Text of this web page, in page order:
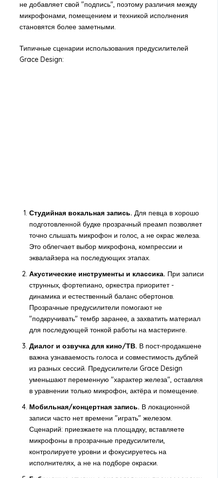
не добавляет свой "подпись", поэтому различия между
микрофонами, помещением и техникой исполнения
становятся более заметными.
Типичные сценарии использования предусилителей
Grace Design:
Студийная вокальная запись. Для певца в хорошо
подготовленной будке прозрачный преамп позволяет
точно слышать микрофон и голос, а не окрас железа.
Это облегчает выбор микрофона, компрессии и
эквалайзера на последующих этапах.
Акустические инструменты и классика. При записи
струнных, фортепиано, оркестра приоритет -
динамика и естественный баланс обертонов.
Прозрачные предусилители помогают не
"подкручивать" тембр заранее, а захватить материал
для последующей тонкой работы на мастеринге.
Диалог и озвучка для кино/ТВ. В пост-продакшене
важна узнаваемость голоса и совместимость дублей
из разных сессий. Предусилители Grace Design
уменьшают переменную "характер железа", оставляя
в уравнении только микрофон, актёра и помещение.
Мобильная/концертная запись. В локационной
записи часто нет времени "играть" железом.
Сценарий: приезжаете на площадку, вставляете
микрофоны в прозрачные предусилители,
контролируете уровни и фокусируетесь на
исполнителях, а не на подборе окраски.